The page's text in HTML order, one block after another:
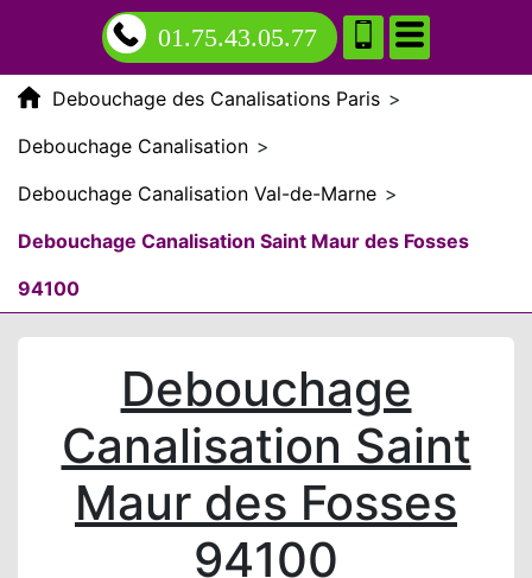
01.75.43.05.77
Debouchage des Canalisations Paris >
Debouchage Canalisation >
Debouchage Canalisation Val-de-Marne >
Debouchage Canalisation Saint Maur des Fosses
94100
Debouchage
Canalisation Saint
Maur des Fosses
94100